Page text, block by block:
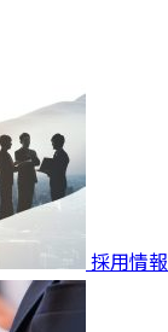
採用情報